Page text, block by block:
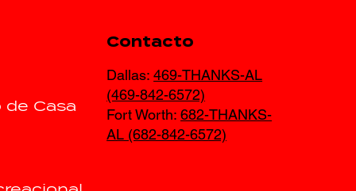
Contacto
Dallas:469-THANKS-AL
(469-842-6572)
Fort Worth:682-THANKS-
AL (682-842-6572)
de Casa